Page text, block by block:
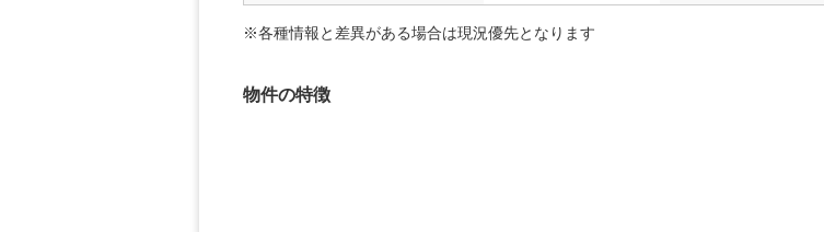
※各種情報と差異がある場合は現況優先となります
物件の特徴